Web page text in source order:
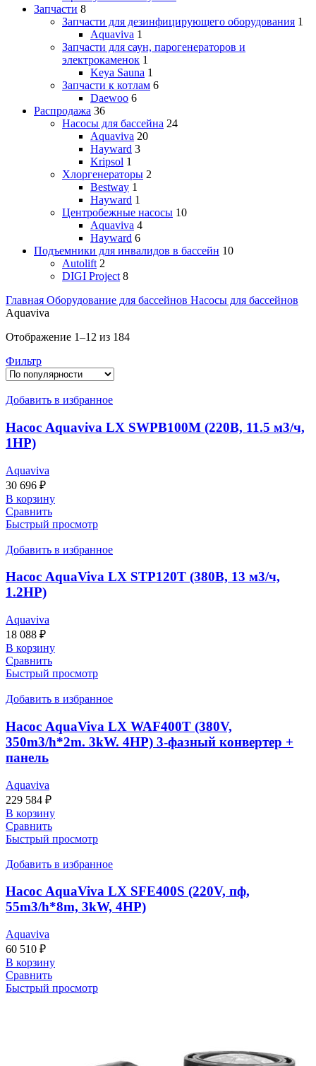
Запчасти 8
Запчасти для дезинфицирующего оборудования 1
Aquaviva 1
Запчасти для саун, парогенераторов и
электрокаменок 1
Keya Sauna 1
Запчасти к котлам 6
Daewoo 6
Распродажа 36
Насосы для бассейна 24
Aquaviva 20
Hayward 3
Kripsol 1
Хлоргенераторы 2
Bestway 1
Hayward 1
Центробежные насосы 10
Aquaviva 4
Hayward 6
Подъемники для инвалидов в бассейн 10
Autolift 2
DIGI Project 8
Главная Оборудование для бассейнов Насосы для бассейнов
Aquaviva
Отображение 1–12 из 184Сортировка:
Фильтр
Добавить в избранное
Насос Aquaviva LX SWPB100M (220В, 11.5 м3/ч,
1HP)
Aquaviva
30 696 ₽
В корзину
Сравнить
Быстрый просмотр
Добавить в избранное
Насос AquaViva LX STP120T (380В, 13 м3/ч,
1.2HP)
Aquaviva
18 088 ₽
В корзину
Сравнить
Быстрый просмотр
Добавить в избранное
Насос AquaViva LX WAF400T (380V,
350m3/h*2m. 3kW. 4HP) 3-фазный конвертер +
панель
Aquaviva
229 584 ₽
В корзину
Сравнить
Быстрый просмотр
Добавить в избранное
Насос AquaViva LX SFE400S (220V, пф,
55m3/h*8m, 3kW, 4HP)
Aquaviva
60 510 ₽
В корзину
Сравнить
Быстрый просмотр